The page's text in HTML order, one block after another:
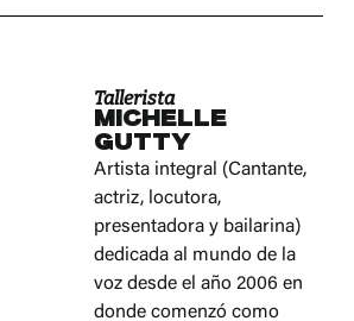
Tallerista
Michelle
Gutty
Artista integral (Cantante,
actriz, locutora,
presentadora y bailarina)
dedicada al mundo de la
voz desde el año 2006 en
donde comenzó como